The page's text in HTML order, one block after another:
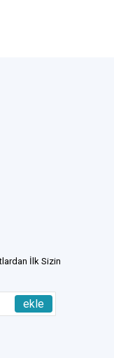
İlk Sizin
ekle